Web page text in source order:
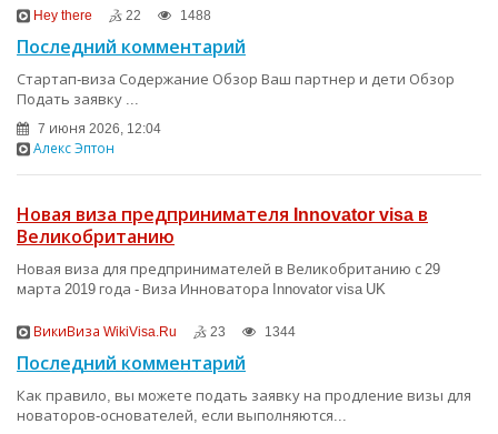
Hey there 22 1488
Последний комментарий
Стартап-виза Содержание Обзор Ваш партнер и дети Обзор
Подать заявку ...
7 июня 2026, 12:04
Алекс Эптон
Новая виза предпринимателя Innovator visa в
Великобританию
Новая виза для предпринимателей в Великобританию с 29
марта 2019 года - Виза Инноватора Innovator visa UK
ВикиВиза WikiVisa.Ru 23 1344
Последний комментарий
Как правило, вы можете подать заявку на продление визы для
новаторов-основателей, если выполняются...